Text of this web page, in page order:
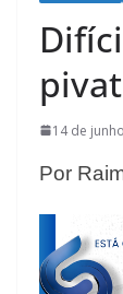
14 de
Por